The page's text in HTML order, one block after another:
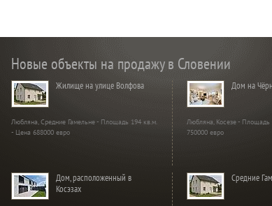
Новые объекты на продажу в Словении
Жилище на улице Волфова
Любляна, Средние Гамельне - Площадь 194 кв.м.
- Цена 688000 евро
Дом на
Любляна, Косезе - Площадь
750000 евро
Дом, расположенный в
Косэзах
Средние